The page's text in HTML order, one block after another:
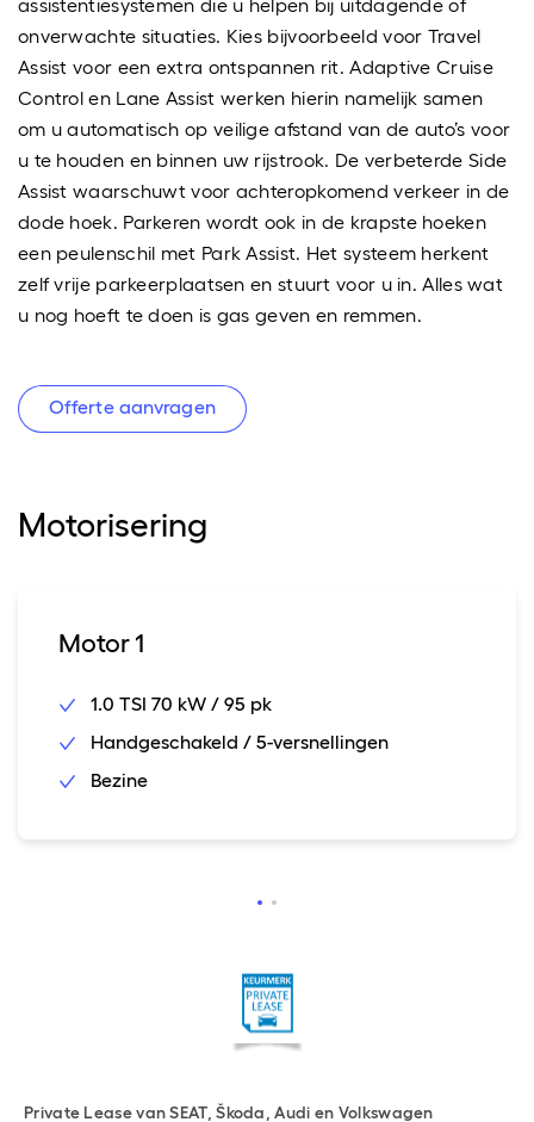
onverwachte situaties. Kies bijvoorbeeld voor Travel
Assist voor een extra ontspannen rit. Adaptive Cruise
Control en Lane Assist werken hierin namelijk samen
om u automatisch op veilige afstand van de auto’s voor
u te houden en binnen uw rijstrook. De verbeterde Side
Assist waarschuwt voor achteropkomend verkeer in de
dode hoek. Parkeren wordt ook in de krapste hoeken
een peulenschil met Park Assist. Het systeem herkent
zelf vrije parkeerplaatsen en stuurt voor u in. Alles wat
u nog hoeft te doen is gas geven en remmen.
Offerte aanvragen
Motorisering
Motor 1
1.0 TSI 70 kW / 95 pk
Handgeschakeld / 5-versnellingen
Bezine
Private Lease van SEAT, Škoda, Audi en Volkswagen